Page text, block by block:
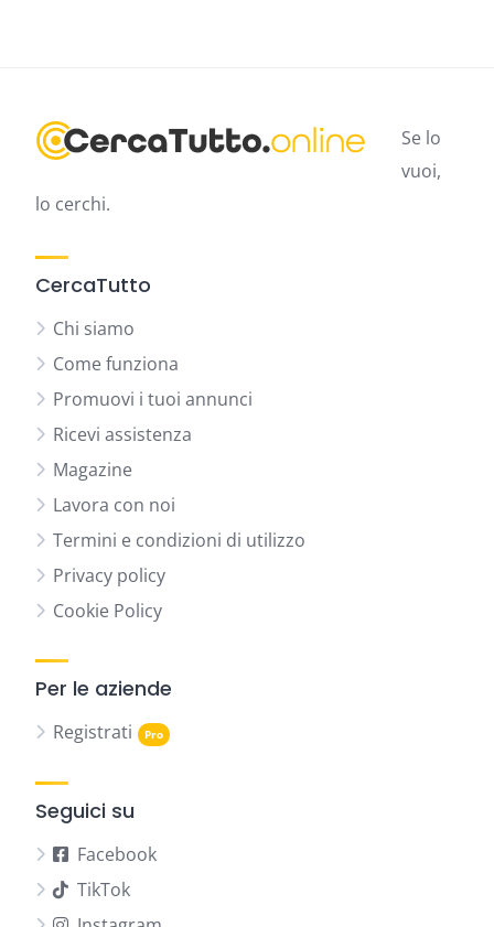
Se lo
vuoi,
lo cerchi.
CercaTutto
Chi siamo
Come funziona
Promuovi i tuoi annunci
Ricevi assistenza
Magazine
Lavora con noi
Termini e condizioni di utilizzo
Privacy policy
Cookie Policy
Per le aziende
Registrati
Seguici su
Facebook
TikTok